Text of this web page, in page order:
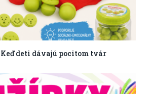
deti dávajú pocitom tvár